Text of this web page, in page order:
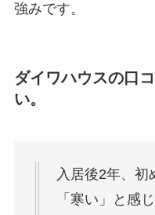
強みです。
ダイワハウスの口
い。
入居後2年、初
「寒い」と感